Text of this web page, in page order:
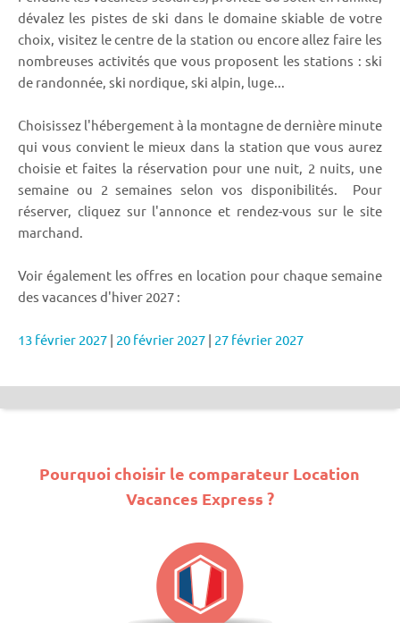
dévalez les pistes de ski dans le domaine skiable de votre
choix, visitez le centre de la station ou encore allez faire les
nombreuses activités que vous proposent les stations : ski
de randonnée, ski nordique, ski alpin, luge...
Choisissez l'hébergement à la montagne de dernière minute
qui vous convient le mieux dans la station que vous aurez
choisie et faites la réservation pour une nuit, 2 nuits, une
semaine ou 2 semaines selon vos disponibilités. Pour
réserver, cliquez sur l'annonce et rendez-vous sur le site
marchand.
Voir également les offres en location pour chaque semaine
des vacances d'hiver 2027 :
13 février 2027 | 20 février 2027 | 27 février 2027
Pourquoi choisir le comparateur Location
Vacances Express ?